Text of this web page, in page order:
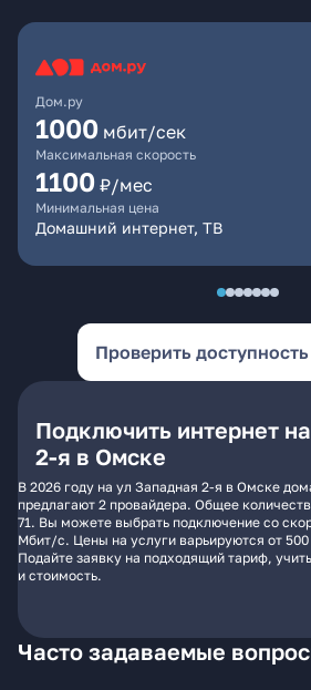
Дом.ру
1000 мбит/сек
Максимальная скорость
1100 ₽/мес
Минимальная цена
Домашний интернет, ТВ
Проверить
Подключить интернет
2-я в Омске
В 2026 году на ул Западная 2-я в Омске
предлагают 2 провайдера. Общее
71. Вы можете выбрать подключение со
Мбит/с. Цены на услуги варьируются от
Подайте заявку на подходящий тариф,
и стоимость.
Часто задаваемые